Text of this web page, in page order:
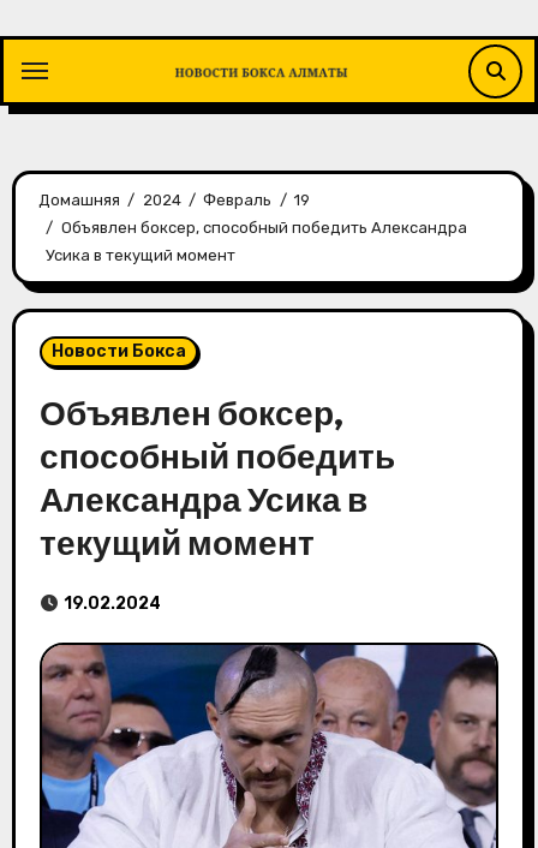
содержимому
Домашняя 2024 Февраль
19
Объявлен боксер, способный победить Александра
Усика в текущий момент
Новости Бокса
Объявлен боксер,
способный победить
Александра Усика в
текущий момент
19.02.2024